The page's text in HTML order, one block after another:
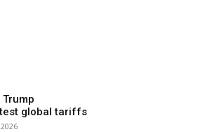
global tariffs